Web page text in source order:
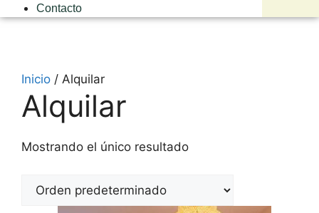
Contacto
Inicio / Alquilar
Alquilar
Mostrando el único resultado